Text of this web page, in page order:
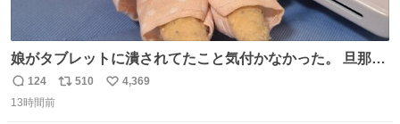
娘がタブレットに潰されてたこと気付かなかった。 旦那だ
けは娘の波長を感じ取れるから声出せずともSOSが伝わっ
たらしい。 急いで旦那が救出して、泣きじゃくる娘に自分
返
信
124
リ
510
い
4,369
13時間前